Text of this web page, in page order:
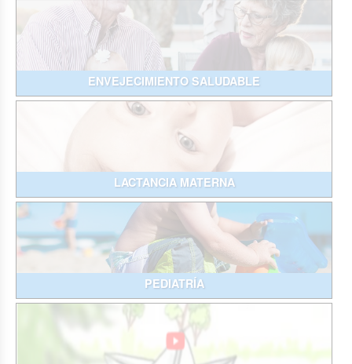
ENVEJECIMIENTO SALUDABLE
LACTANCIA MATERNA
PEDIATRÍA